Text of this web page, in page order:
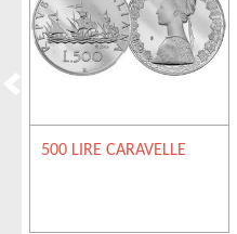
500 LIRE CARAVELLE